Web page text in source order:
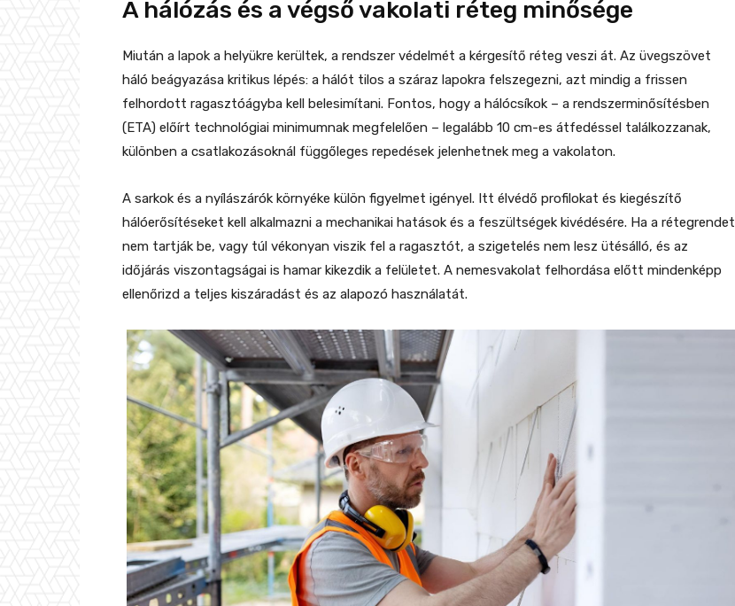
A hálózás és a végső vakolati réteg minősége
Miután a lapok a helyükre kerültek, a rendszer védelmét a kérgesítő réteg veszi át. Az üvegszövet
háló beágyazása kritikus lépés: a hálót tilos a száraz lapokra felszegezni, azt mindig a frissen
felhordott ragasztóágyba kell belesimítani. Fontos, hogy a hálócsíkok – a rendszerminősítésben
(ETA) előírt technológiai minimumnak megfelelően – legalább 10 cm-es átfedéssel találkozzanak,
különben a csatlakozásoknál függőleges repedések jelenhetnek meg a vakolaton.
A sarkok és a nyílászárók környéke külön figyelmet igényel. Itt élvédő profilokat és kiegészítő
hálóerősítéseket kell alkalmazni a mechanikai hatások és a feszültségek kivédésére. Ha a rétegrendet
nem tartják be, vagy túl vékonyan viszik fel a ragasztót, a szigetelés nem lesz ütésálló, és az
időjárás viszontagságai is hamar kikezdik a felületet. A nemesvakolat felhordása előtt mindenképp
ellenőrizd a teljes kiszáradást és az alapozó használatát.